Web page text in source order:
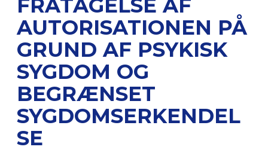
FRATAGELSE AF
AUTORISATIONEN PÅ
GRUND AF PSYKISK
SYGDOM OG
BEGRÆNSET
SYGDOMSERKENDEL
SE